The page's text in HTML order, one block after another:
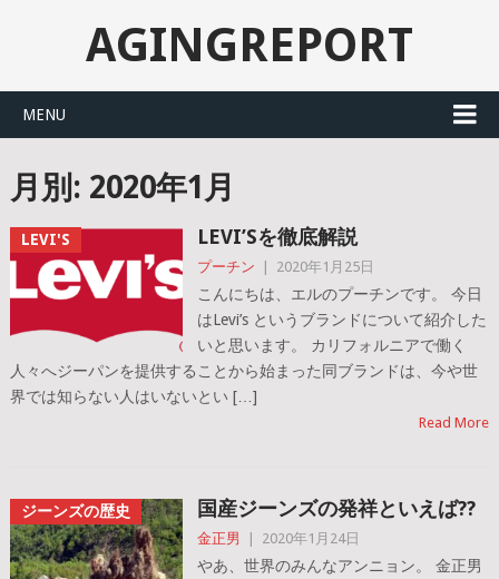
AGINGREPORT
MENU
月別: 2020年1月
LEVI'S LEVI’Sを徹底解説
プーチン 2020年1月25日
こんにちは、エルのプーチンです。 今日
はLevi’s というブランドについて紹介した
いと思います。 カリフォルニアで働く
人々へジーパンを提供することから始まった同ブランドは、今や世
界では知らない人はいないとい […]
Read More
ジーンズの歴史 国産ジーンズの発祥といえば??
金正男 2020年1月24日
やあ、世界のみんなアンニョン。 金正男